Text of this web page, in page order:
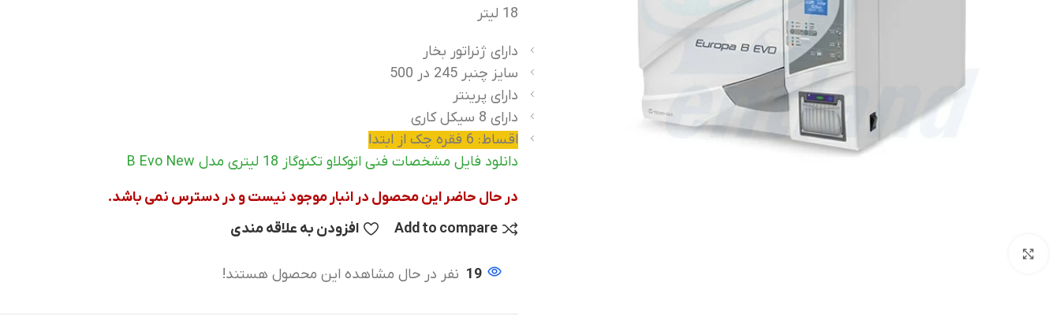
18 لیتر
دارای ژنراتور بخار
سایز چنبر 245 در 500
دارای پرینتر
دارای 8 سیکل کاری
اقساط: 6 فقره چک از ابتدا
دانلود فایل مشخصات فنی اتوکلاو تکنوگاز 18 لیتری مدل B Evo New
در حال حاضر این محصول در انبار موجود نیست و در دسترس نمی باشد.
Add to compare
افزودن به علاقه مندی
19 نفر در حال مشاهده این محصول هستند!